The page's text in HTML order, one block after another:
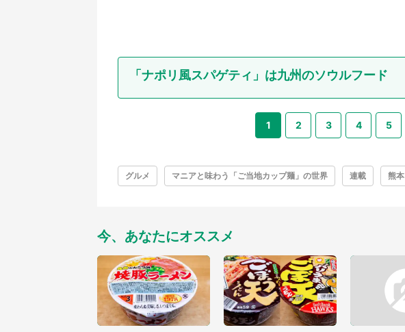
「ナポリ風スパゲティ」は九州のソウルフード
1 2 3 4 5
グルメ マニアと味わう「ご当地カップ麺」の世界 連載 熊本
今、あなたにオススメ